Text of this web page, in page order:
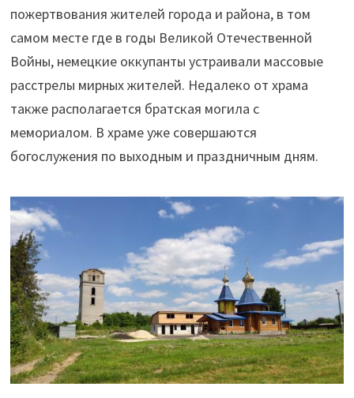
пожертвования жителей города и района, в том
самом месте где в годы Великой Отечественной
Войны, немецкие оккупанты устраивали массовые
расстрелы мирных жителей. Недалеко от храма
также располагается братская могила с
мемориалом. В храме уже совершаются
богослужения по выходным и праздничным дням.